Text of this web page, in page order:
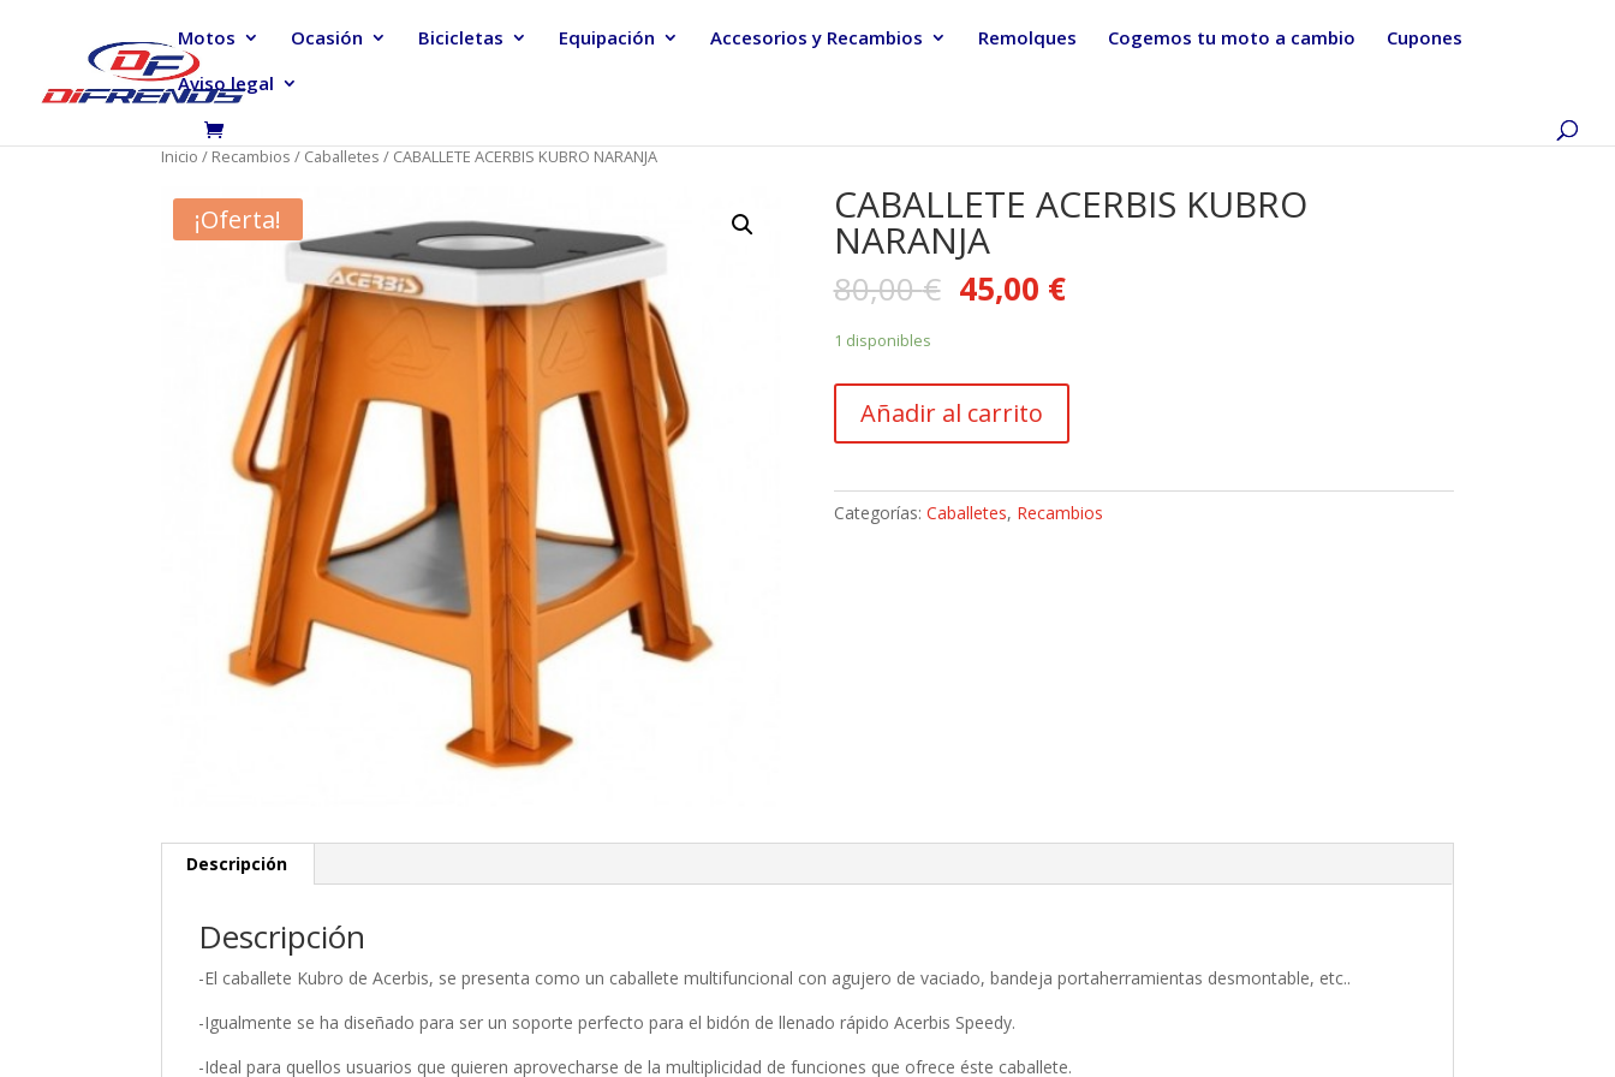
Motos Ocasión Bicicletas Equipación Accesorios y Recambios Remolques Cogemos tu moto a cambio
Cupones
Aviso legal
Inicio / Recambios / Caballetes / CABALLETE ACERBIS KUBRO NARANJA
¡Oferta! CABALLETE ACERBIS KUBRO
NARANJA
80,00€ 45,00 €
1 disponibles
ACERBIS
cantidad
Añadir al carrito
Categorías: Caballetes, Recambios
Descripción
Descripción
-El caballete Kubro de Acerbis, se presenta como un caballete multifuncional con agujero de vaciado, bandeja portaherramientas desmontable, etc..
-Igualmente se ha diseñado para ser un soporte perfecto para el bidón de llenado rápido Acerbis Speedy.
-Ideal para quellos usuarios que quieren aprovecharse de la multiplicidad de funciones que ofrece éste caballete.